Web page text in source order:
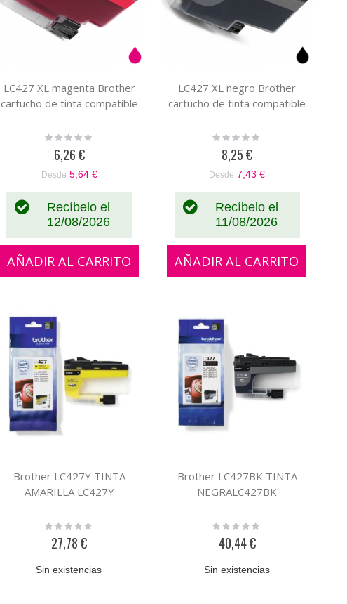
LC427 XL magenta Brother
cartucho de tinta compatible
Rating:
6,26 €
Desde 5,64 €
Recíbelo el
12/08/2026
AÑADIR AL CARRITO
LC427 XL negro Brother
cartucho de tinta compatible
Rating:
8,25 €
Desde 7,43 €
Recíbelo el
11/08/2026
AÑADIR AL CARRITO
Brother LC427Y TINTA
AMARILLA LC427Y
Rating:
27,78 €
Sin existencias
Brother LC427BK TINTA
NEGRALC427BK
Rating:
40,44 €
Sin existencias